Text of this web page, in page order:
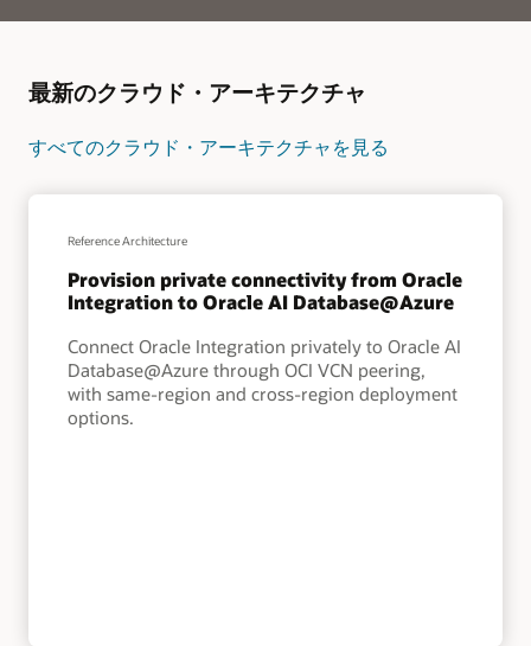
最新のクラウド・アーキテクチャ
すべてのクラウド・アーキテクチャを見る
Reference Architecture
Provision private connectivity from Oracle
Integration to Oracle AI Database@Azure
Connect Oracle Integration privately to Oracle AI
Database@Azure through OCI VCN peering,
with same-region and cross-region deployment
options.